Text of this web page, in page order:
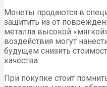
Монеты продаются в
защитить из от
металла высокой
воздействия могут
будущем снизить
качества.
При покупке стоит